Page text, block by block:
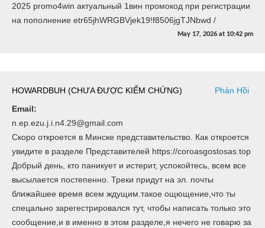
2025 promo4win актуальный 1вин промокод при регистрации
на пополнение etr65jhWRGBVjek19!f8506jgTJNbwd /
May 17, 2026 at 10:42 pm
HOWARDBUH (CHƯA ĐƯỢC KIỂM CHỨNG)
Phản Hồi
Email:
n.ep.ezu.j.i.n4.29@gmail.com
Скоро откроется в Минске представительство. Как откроется
увидите в разделе Представителей https://coroasgostosas.top
Добрый день, кто паникует и истерит, успокойтесь, всем все
высылается постепенно. Треки придут на эл. почты
ближайшее время всем ждущим.такое ощющение,что ты
спецально зарегестрировался тут, чтобы написать только это
сообщение,и в именно в этом разделе,я нечего не говарю за